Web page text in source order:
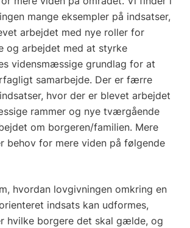
mange eksempler på indsatser,
arbejdet med nye roller for
og arbejdet med at styrke
vidensmæssige grundlag for at
samarbejde. Der er færre
hvor der er blevet arbejdet
rammer og nye tværgående
om borgeren/familien. Mere
behov for mere viden på følgende
hvordan lovgivningen omkring en
indsats kan udformes,
hvilke borgere det skal gælde, og